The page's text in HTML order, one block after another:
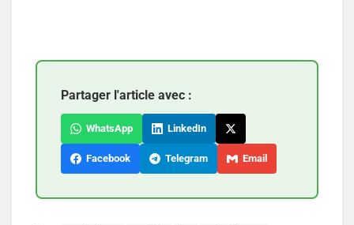
Partager l'article avec :
WhatsApp LinkedIn
Facebook Telegram Email